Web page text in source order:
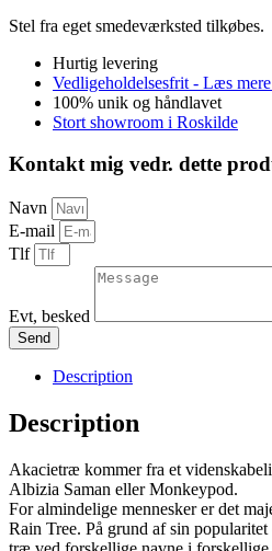
Stel fra eget smedeværksted tilkøbes.
Hurtig levering
Vedligeholdelsesfrit - Læs
100% unik og håndlavet
Stort showroom i Roskilde
Kontakt mig vedr. dette
Navn
E-mail
Tlf
Evt, besked
Send
Description
Description
Akacietræ kommer fra et
Albizia Saman eller Monkeypod.
For almindelige mennesker er det
Rain Tree. På grund af sin